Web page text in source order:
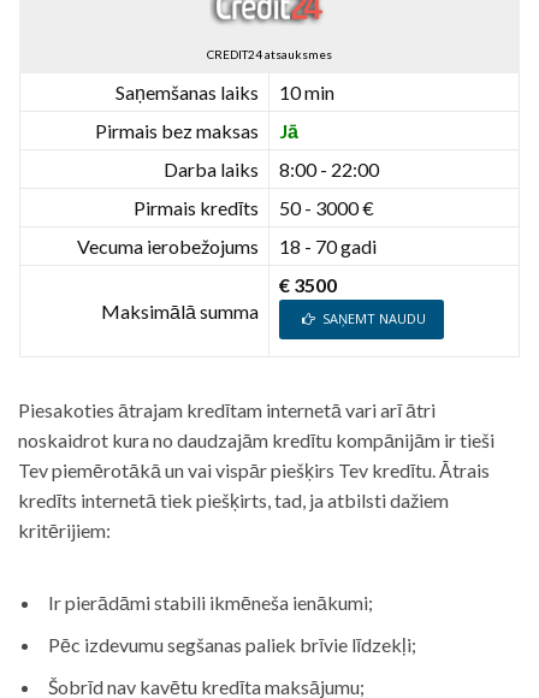
CREDIT24 atsauksmes
Saņemšanas laiks
10 min
Pirmais bez maksas
Jā
Darba laiks
8:00 - 22:00
Pirmais kredīts
50 - 3000 €
Vecuma ierobežojums
18 - 70 gadi
Maksimālā summa
€ 3500
SAŅEMT NAUDU
Piesakoties ātrajam kredītam internetā vari arī ātri
noskaidrot kura no daudzajām kredītu kompānijām ir tieši
Tev piemērotākā un vai vispār piešķirs Tev kredītu. Ātrais
kredīts internetā tiek piešķirts, tad, ja atbilsti dažiem
kritērijiem:
Ir pierādāmi stabili ikmēneša ienākumi;
Pēc izdevumu segšanas paliek brīvie līdzekļi;
Šobrīd nav kavētu kredīta maksājumu;